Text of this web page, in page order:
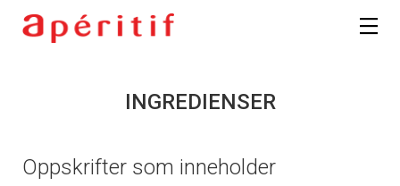
INGREDIENSER
Oppskrifter som inneholder